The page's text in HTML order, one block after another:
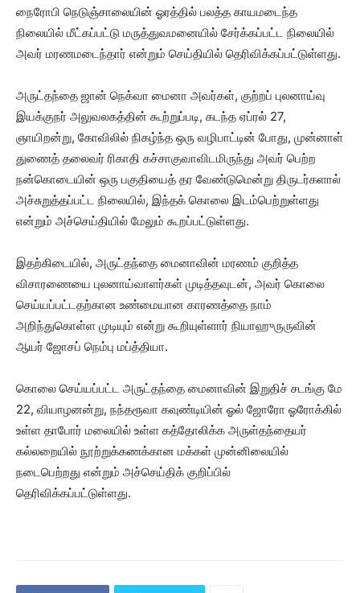
நைரோபி நெடுஞ்சாலையின் ஓரத்தில் பலத்த காயமடைந்த
நிலையில் மீட்கப்பட்டு மருத்துவமனையில் சேர்க்கப்பட்ட நிலையில்
அவர் மரணமடைந்தார் என்றும் செய்தியில் தெரிவிக்கப்பட்டுள்ளது.
அருட்தந்தை ஜான் நெக்வா மைனா அவர்கள், குற்றப் புலனாய்வு
இயக்குநர் அலுவலகத்தின் கூற்றுப்படி, கடந்த ஏப்ரல் 27,
ஞாயிறன்று, கோவிலில் நிகழ்ந்த ஒரு வழிபாட்டின் போது, முன்னாள்
துணைத் தலைவர் ரிகாதி கச்சாகுவாவிடமிருந்து அவர் பெற்ற
நன்கொடையின் ஒரு பகுதியைத் தர வேண்டுமென்று திருடர்களால்
அச்சுறுத்தப்பட்ட நிலையில், இந்தக் கொலை இடம்பெற்றுள்ளது
என்றும் அச்செய்தியில் மேலும் கூறப்பட்டுள்ளது.
இதற்கிடையில், அருட்தந்தை மைனாவின் மரணம் குறித்த
விசாரணையை புலனாய்வாளர்கள் முடித்தவுடன், அவர் கொலை
செய்யப்பட்டதற்கான உண்மையான காரணத்தை நாம்
அறிந்துகொள்ள முடியும் என்று கூறியுள்ளார் நியாஹுருருவின்
ஆயர் ஜோசப் நெம்பு மப்த்தியா.
கொலை செய்யப்பட்ட அருட்தந்தை மைனாவின் இறுதிச் சடங்கு மே
22, வியாழனன்று, நந்தரூவா கவுண்டியின் ஓல் ஜோரோ ஓரோக்கில்
உள்ள தாபோர் மலையில் உள்ள கத்தோலிக்க அருள்தந்தையர்
கல்லறையில் நூற்றுக்கணக்கான மக்கள் முன்னிலையில்
நடைபெற்றது என்றும் அச்செய்திக் குறிப்பில்
தெரிவிக்கப்பட்டுள்ளது.